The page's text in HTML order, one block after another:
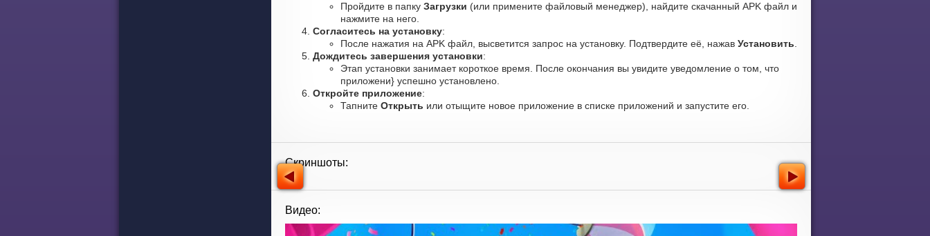
Пройдите в папку Загрузки (или примените файловый менеджер), найдите скачанный APK файл и
нажмите на него.
Согласитесь на установку:
После нажатия на APK файл, высветится запрос на установку. Подтвердите её, нажав Установить
Дождитесь завершения установки:
Этап установки занимает короткое время. После окончания вы увидите уведомление о том, что
приложени} успешно установлено.
Откройте приложение:
Тапните Открыть или отыщите новое приложение в списке приложений и запустите его.
Скриншоты:
Видео: